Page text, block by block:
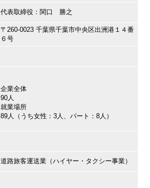
代表取締役：関口 勝之
〒260-0023 千葉県千葉市中央区出洲港１４番
６号
企業全体
90人
就業場所
89人（うち女性：3人、パート：8人）
道路旅客運送業（ハイヤー・タクシー事業）